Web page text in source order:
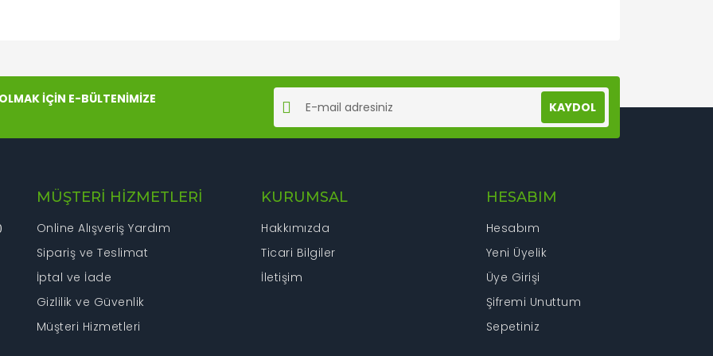
İÇİN E-BÜLTENİMİZE
KAYDOL
MÜŞTERİ HİZMETLERİ
Online Alışveriş Yardım
Sipariş ve Teslimat
İptal ve İade
Gizlilik ve Güvenlik
Müşteri Hizmetleri
KURUMSAL
Hakkımızda
Ticari Bilgiler
İletişim
HESABIM
Hesabım
Yeni Üyelik
Üye Girişi
Şifremi Unuttum
Sepetiniz